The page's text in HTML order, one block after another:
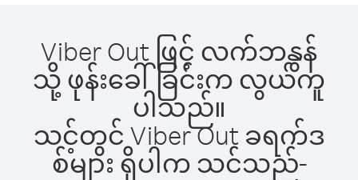
Viber Out ဖြင့် လက်ဘနွန်
သို့ ဖုန်းခေါ်ခြင်းက လွယ်ကူ
ပါသည်။
သင့်တွင် Viber Out ခရက်ဒ
စ်များ ရှိပါက သင်သည်-